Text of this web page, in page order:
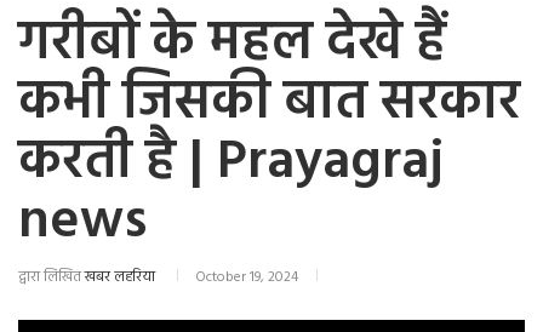
गरीबों के महल देखे हैं
कभी जिसकी बात सरकार
करती है | Prayagraj
news
द्वारा लिखितखबर लहरिया October 19, 2024